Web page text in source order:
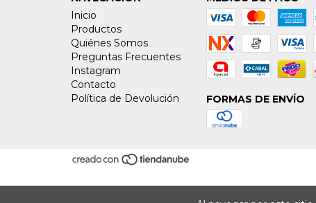
Inicio
Productos
Quiénes Somos
Preguntas Frecuentes
Instagram
Contacto
Política de Devolución
FORMAS DE ENVÍO